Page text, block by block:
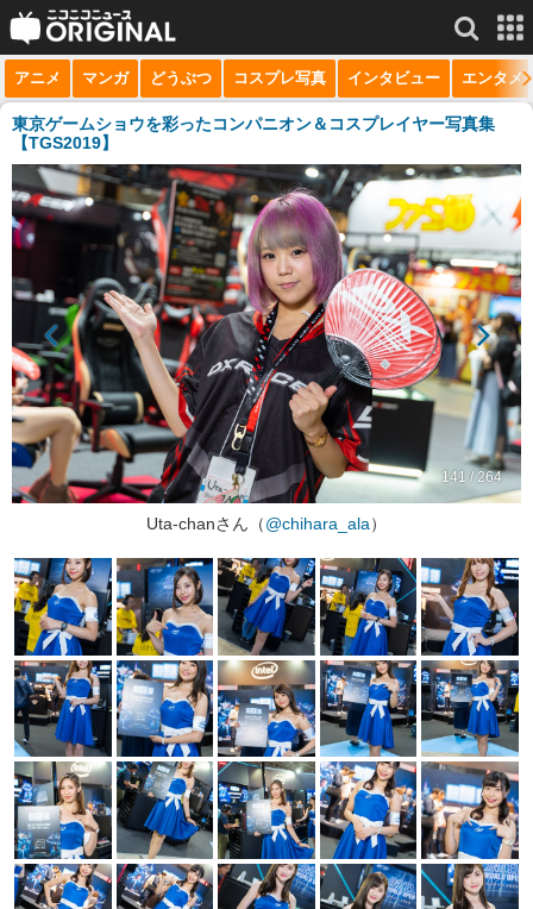
サービス一覧 もっと見る
niconico
動画
生放送
チャンネル
マンガ
ニコニコQ
アニメ マンガ どうぶつ コスプレ写真 インタビュー エンタメ
東京ゲームショウを彩ったコンパニオン＆コスプレイヤー写真集
【TGS2019】
141 / 264
Uta-chanさん（@chihara_ala）